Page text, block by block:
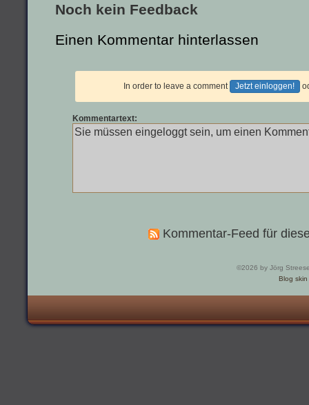
Noch kein Feedback
Einen Kommentar hinterlassen
In order to leave a comment Jetzt einloggen!
Kommentartext:
Kommentar-Feed für
©2026 by Jörg
Blog skin